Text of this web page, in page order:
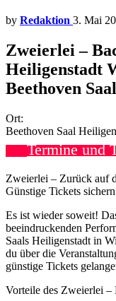
by Redaktion 3. Mai
Zweierlei –
Heiligenstadt
Beethoven
Ort:
Beethoven Saal
Termine und
Zweierlei – Zurück auf
Günstige Tickets sichern
Es ist wieder soweit!
beeindruckenden
Saals Heiligenstadt in
du über die
günstige Tickets
Vorteile des Zweierlei –